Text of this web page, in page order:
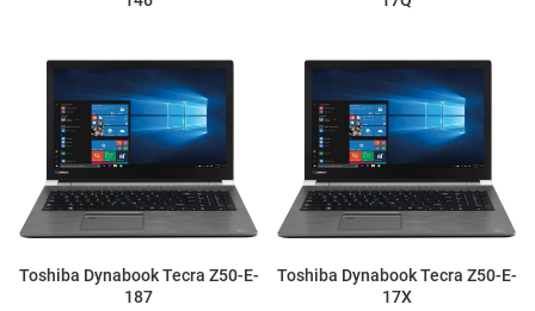
Toshiba Dynabook Tecra Z50-E-
187
Toshiba Dynabook Tecra Z50-E-
17X